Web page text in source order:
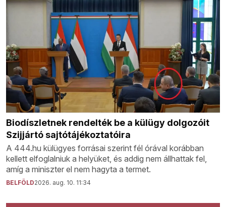
Biodíszletnek rendelték be a külügy dolgozóit
Szijjártó sajtótájékoztatóira
A 444.hu külügyes forrásai szerint fél órával korábban
kellett elfoglalniuk a helyüket, és addig nem állhattak fel,
amíg a miniszter el nem hagyta a termet.
BELFÖLD2026. aug. 10. 11:34